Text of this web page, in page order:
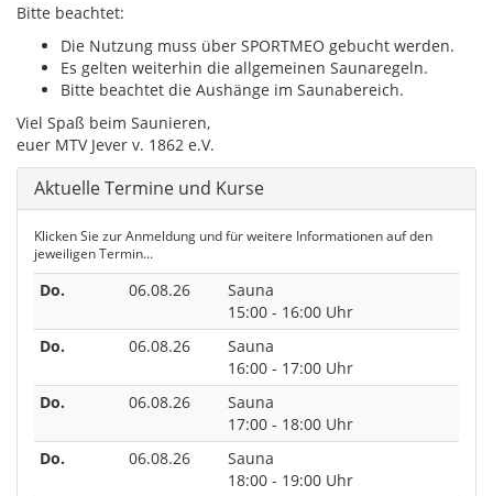
Bitte beachtet:
Die Nutzung muss über SPORTMEO gebucht werden.
Es gelten weiterhin die allgemeinen Saunaregeln.
Bitte beachtet die Aushänge im Saunabereich.
Viel Spaß beim Saunieren,
euer MTV Jever v. 1862 e.V.
Aktuelle Termine und Kurse
Klicken Sie zur Anmeldung und für weitere Informationen auf den
jeweiligen Termin...
Do. 06.08.26
Sauna
15:00 - 16:00 Uhr
Do.
06.08.26
Sauna
16:00 - 17:00 Uhr
Do.
06.08.26
Sauna
17:00 - 18:00 Uhr
Do.
06.08.26
Sauna
18:00 - 19:00 Uhr